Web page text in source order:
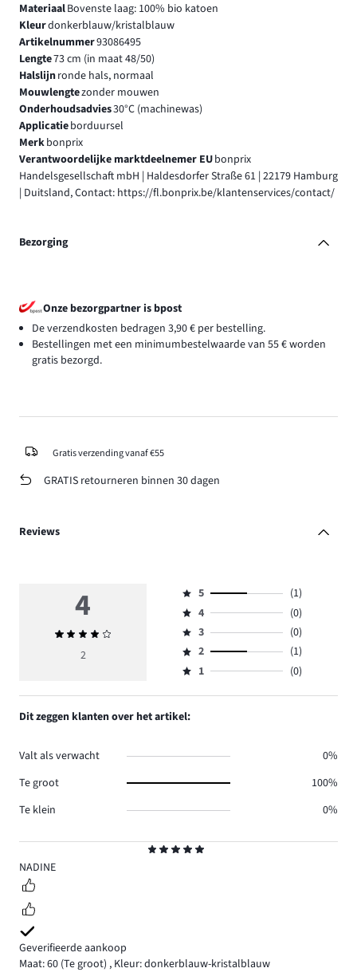
MateriaalBovenste laag: 100% bio katoen
Kleurdonkerblauw/kristalblauw
Artikelnummer93086495
Lengte73 cm (in maat 48/50)
Halslijnronde hals, normaal
Mouwlengtezonder mouwen
Onderhoudsadvies30°C (machinewas)
Applicatieborduursel
Merkbonprix
Verantwoordelijke marktdeelnemer EUbonprix
Handelsgesellschaft mbH | Haldesdorfer Straße 61 | 22179 Hamburg
| Duitsland, Contact: https://fl.bonprix.be/klantenservices/contact/
Bezorging
Onze bezorgpartner is bpost
De verzendkosten bedragen 3,90 € per bestelling.
Bestellingen met een minimumbestelwaarde van 55 € worden
gratis bezorgd.
Gratis verzending vanaf €55
GRATIS retourneren binnen 30 dagen
Reviews
5
NADINE
Geverifieerde aankoop
Maat: 60 (Te groot) , Kleur: donkerblauw-kristalblauw
4
Gemiddelde
beoordeling
2
Beoordeling
5,
aantal
reviews
1.
5
(1)
Beoordeling
4,
aantal
reviews
4
(0)
Beoordeling
3,
aantal
3
(0)
Beoordeling
2,
1.
2
(1)
Beoordeling
1,
aantal
reviews
1 (0)
Dit zeggen klanten over het artikel:
Valt als verwacht
0%
Te groot
100%
Te klein
0%